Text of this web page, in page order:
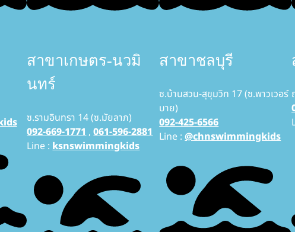
สาขาเกษตร-นวมิ
นทร์
ซ.รามอินทรา 14 (ซ.มัยลาภ)
092-669-1771,061-596-2881
Line :ksnswimmingkids
สาขาชลบุรี
ซ.บ้านสวน-สุขุมวิท 17 (ซ.พาวเวอร์
บาย)
092-425-6566
Line :@chnswimmingkids